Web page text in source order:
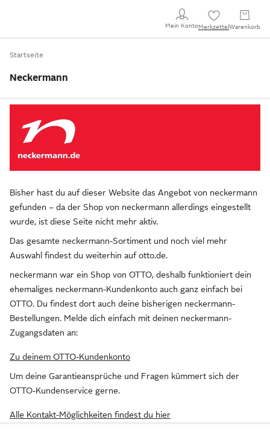
Mein KontoMerkzettel Warenkorb
Startseite
Neckermann
Bisher hast du auf dieser Website das Angebot von neckermann
gefunden – da der Shop von neckermann allerdings eingestellt
wurde, ist diese Seite nicht mehr aktiv.
Das gesamte neckermann-Sortiment und noch viel mehr
Auswahl findest du weiterhin auf otto.de.
neckermann war ein Shop von OTTO, deshalb funktioniert dein
ehemaliges neckermann-Kundenkonto auch ganz einfach bei
OTTO. Du findest dort auch deine bisherigen neckermann-
Bestellungen. Melde dich einfach mit deinen neckermann-
Zugangsdaten an:
Zu deinem OTTO-Kundenkonto
Um deine Garantieansprüche und Fragen kümmert sich der
OTTO-Kundenservice gerne.
Alle Kontakt-Möglichkeiten findest du hier